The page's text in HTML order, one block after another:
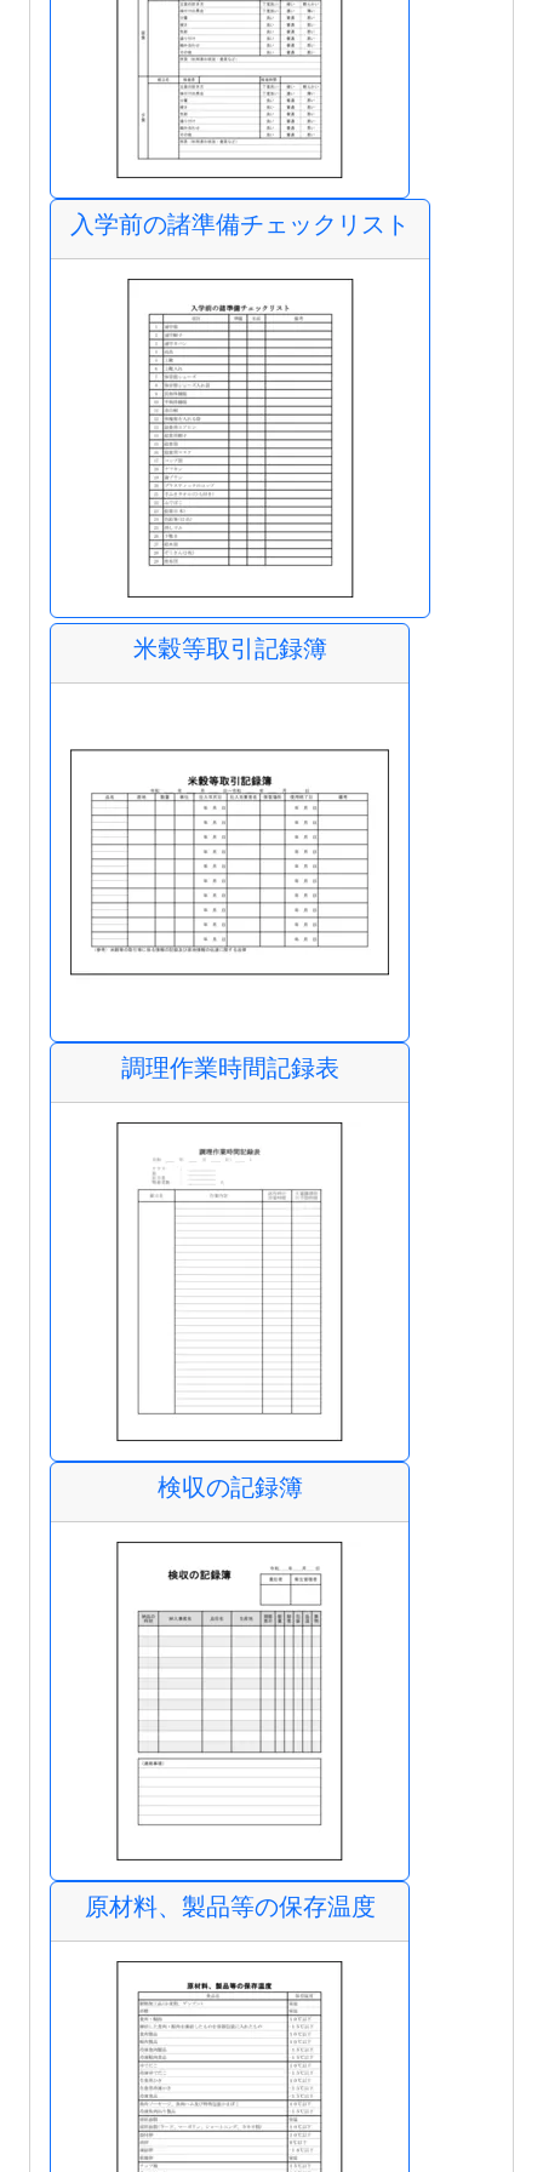
入学前の諸準備チェックリスト
米穀等取引記録簿
調理作業時間記録表
検収の記録簿
原材料、製品等の保存温度